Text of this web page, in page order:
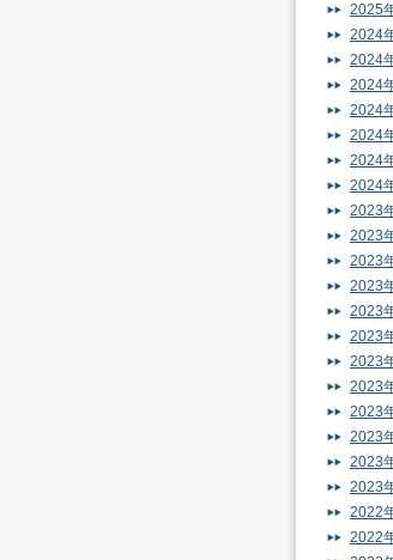
2025
2024
2024
2024
2024
2024
2024
2024
2023
2023
2023
2023
2023
2023
2023
2023
2023
2023
2023
2023
2022
2022